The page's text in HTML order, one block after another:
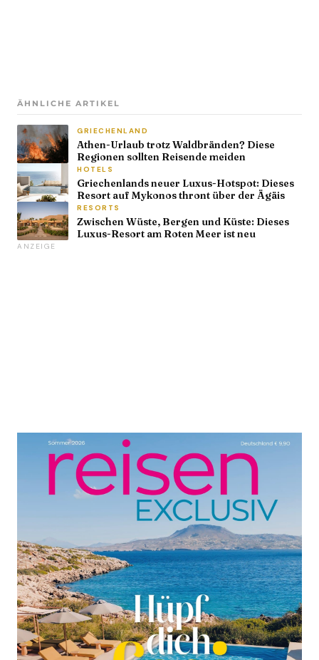
ÄHNLICHE ARTIKEL
GRIECHENLAND
Athen-Urlaub trotz Waldbränden? Diese
Regionen sollten Reisende meiden
HOTELS
Griechenlands neuer Luxus-Hotspot: Dieses
Resort auf Mykonos thront über der Ägäis
RESORTS
Zwischen Wüste, Bergen und Küste: Dieses
Luxus-Resort am Roten Meer ist neu
ANZEIGE